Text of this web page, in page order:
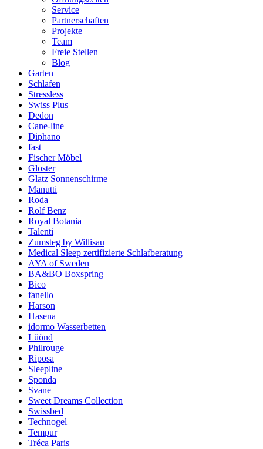
Service
Partnerschaften
Projekte
Team
Freie Stellen
Blog
Garten
Schlafen
Stressless
Swiss Plus
Dedon
Cane-line
Diphano
fast
Fischer Möbel
Gloster
Glatz Sonnenschirme
Manutti
Roda
Rolf Benz
Royal Botania
Talenti
Zumsteg by Willisau
Medical Sleep zertifizierte Schlafberatung
AYA of Sweden
BA&BO Boxspring
Bico
fanello
Harson
Hasena
idormo Wasserbetten
Lüönd
Philrouge
Riposa
Sleepline
Sponda
Svane
Sweet Dreams Collection
Swissbed
Technogel
Tempur
Tréca Paris